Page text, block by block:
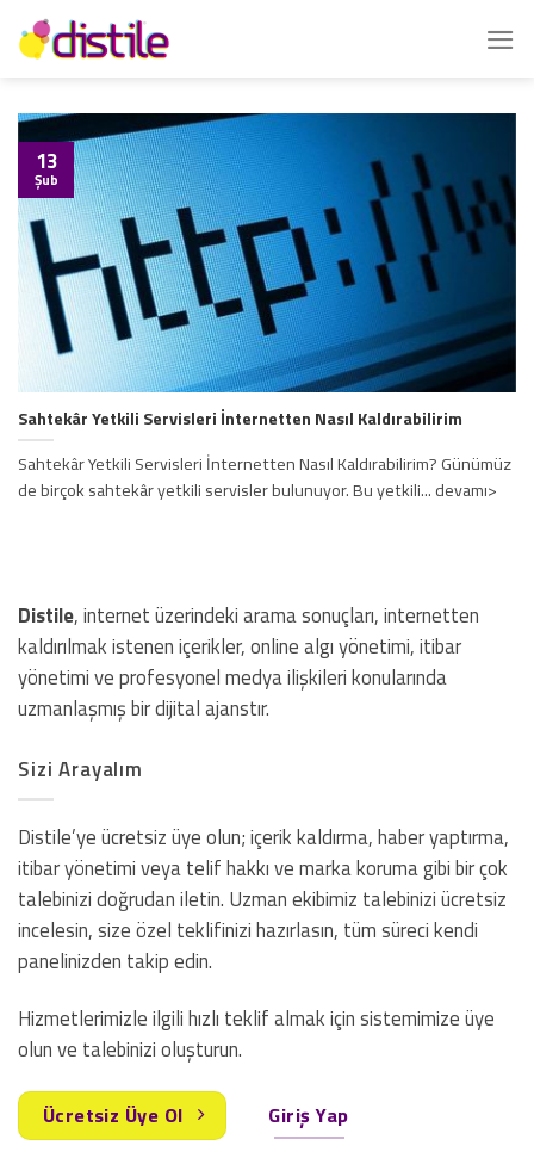
İçeriğe
atla
Sahtekâr Yetkili Servisleri İnternetten Nasıl Kaldırabilirim
Sahtekâr Yetkili Servisleri İnternetten Nasıl Kaldırabilirim? Günümüz
de birçok sahtekâr yetkili servisler bulunuyor. Bu yetkili... devamı>
13
Şub
Distile, internet üzerindeki arama sonuçları, internetten
kaldırılmak istenen içerikler, online algı yönetimi, itibar
yönetimi ve profesyonel medya ilişkileri konularında
uzmanlaşmış bir dijital ajanstır.
Sizi Arayalım
Distile’ye ücretsiz üye olun; içerik kaldırma, haber yaptırma,
itibar yönetimi veya telif hakkı ve marka koruma gibi bir çok
talebinizi doğrudan iletin. Uzman ekibimiz talebinizi ücretsiz
incelesin, size özel teklifinizi hazırlasın, tüm süreci kendi
panelinizden takip edin.
Hizmetlerimizle ilgili hızlı teklif almak için sistemimize üye
olun ve talebinizi oluşturun.
Ücretsiz Üye Ol Giriş Yap